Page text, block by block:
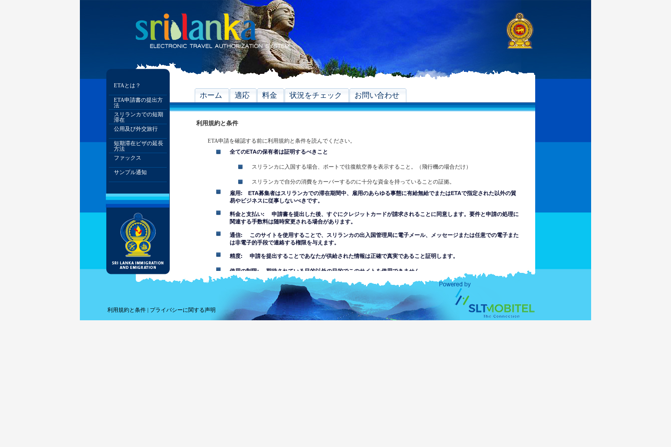
ETAとは？
ETA申請書の提出方
法
スリランカでの短期
滞在
公用及び外交旅行
短期滞在ビザの延長
方法
ファックス
サンプル通知
ホーム 適応 料金 状況をチェック お問い合わせ
利用規約と条件
ETA申請を確認する前に利用規約と条件を読んでください。
全てのETAの保有者は証明するべきこと
スリランカに入国する場合、ポートで往復航空券を表示すること。（飛行機の場合だけ）
スリランカで自分の消費をカーバーするのに十分な資金を持っていることの証拠。
雇用: ETA募集者はスリランカでの滞在期間中、雇用のあらゆる事態に有給無給でまたはETAで指定された以外の貿
易やビジネスに従事しないべきです。
料金と支払い: 申請書を提出した後、すぐにクレジットカードが請求されることに同意します。要件と申請の処理に
関連する手数料は随時変更される場合があります。
通信: このサイトを使用することで、スリランカの出入国管理局に電子メール、メッセージまたは任意での電子また
は非電子的手段で連絡する権限を与えます。
精度: 申請を提出することであなたが供給された情報は正確で真実であること証明します。
使用の制限: 期待されている目的以外の目的でこのサイトを使用できません。
このウェブサイトの使用を受け入れることにより
このウェブサイトにある情報の完全さまたは正確さについてスリランカの出入国管理局は責任を負いません。使用者は
利用規約と条件 | プライバシーに関する声明